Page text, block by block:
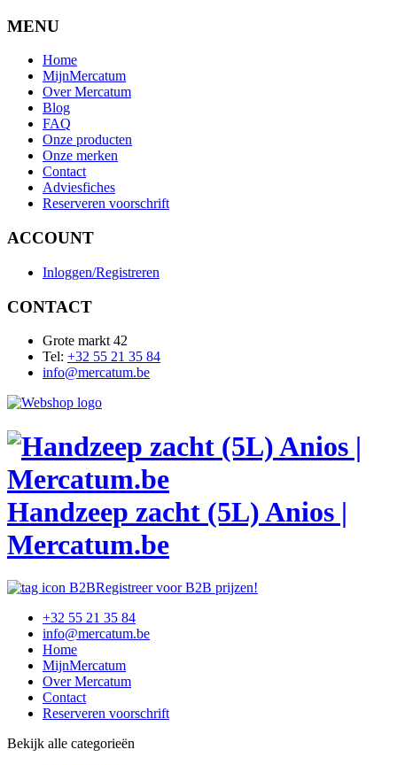
MENU
Home
MijnMercatum
Over Mercatum
Blog
FAQ
Onze producten
Onze merken
Contact
Adviesfiches
Reserveren voorschrift
ACCOUNT
Inloggen/Registreren
CONTACT
Grote markt 42
Tel: +32 55 21 35 84
info@mercatum.be
Handzeep zacht (5L) Anios |
Mercatum.be
Registreer voor B2B prijzen!
+32 55 21 35 84
info@mercatum.be
Home
MijnMercatum
Over Mercatum
Contact
Reserveren voorschrift
Bekijk alle categorieën